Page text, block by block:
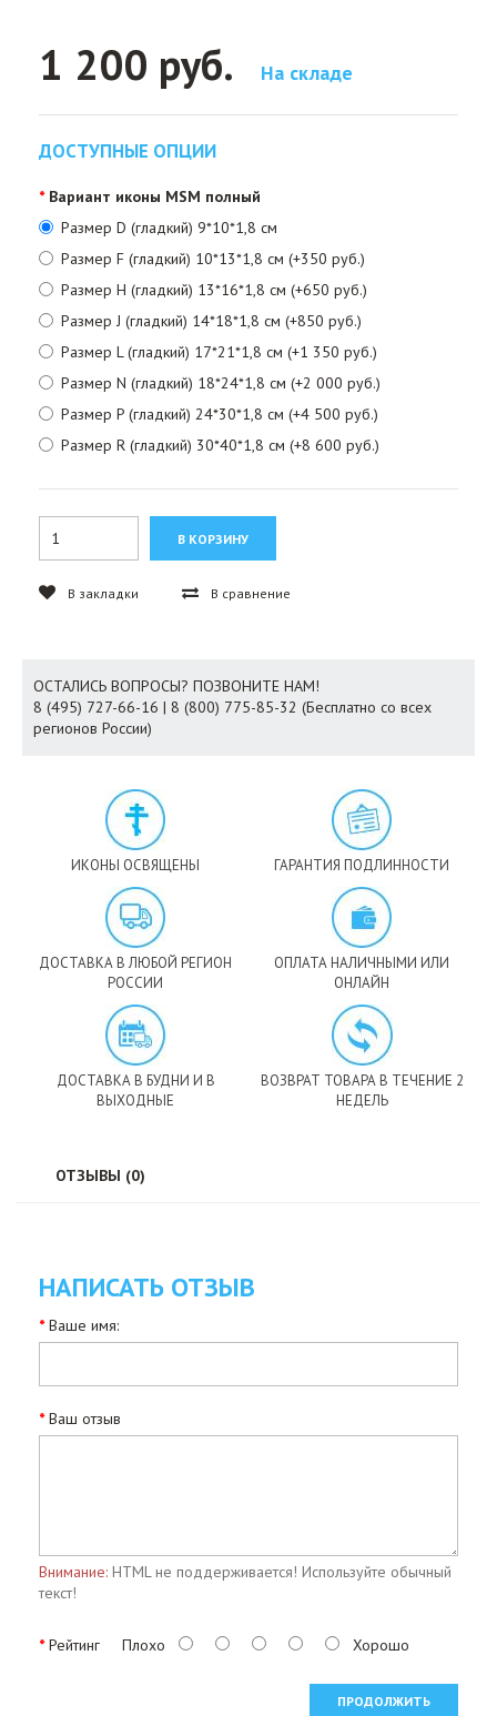
1 200 руб. На складе
ДОСТУПНЫЕ ОПЦИИ
Вариант иконы MSM полный
Размер D (гладкий) 9*10*1,8 см
Размер F (гладкий) 10*13*1,8 см (+350 руб.)
Размер H (гладкий) 13*16*1,8 см (+650 руб.)
Размер J (гладкий) 14*18*1,8 см (+850 руб.)
Размер L (гладкий) 17*21*1,8 см (+1 350 руб.)
Размер N (гладкий) 18*24*1,8 см (+2 000 руб.)
Размер P (гладкий) 24*30*1,8 см (+4 500 руб.)
Размер R (гладкий) 30*40*1,8 см (+8 600 руб.)
В закладки В сравнение
ОСТАЛИСЬ ВОПРОСЫ? ПОЗВОНИТЕ НАМ!
8 (495) 727-66-16 | 8 (800) 775-85-32 (Бесплатно со всех
регионов России)
ИКОНЫ ОСВЯЩЕНЫ ГАРАНТИЯ ПОДЛИННОСТИ
ДОСТАВКА В ЛЮБОЙ РЕГИОН
РОССИИ
ОПЛАТА НАЛИЧНЫМИ ИЛИ
ОНЛАЙН
ДОСТАВКА В БУДНИ И В
ВЫХОДНЫЕ
ВОЗВРАТ ТОВАРА В ТЕЧЕНИЕ 2
НЕДЕЛЬ
ОТЗЫВЫ (0)
НАПИСАТЬ ОТЗЫВ
Ваше имя:
Ваш отзыв
Внимание: HTML не поддерживается! Используйте обычный
текст!
Рейтинг Плохо Хорошо
ПРОДОЛЖИТЬ